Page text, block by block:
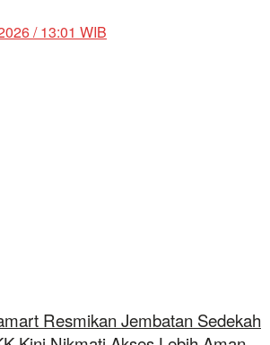
/ 13:01 WIB
Resmikan Jembatan Sedekah